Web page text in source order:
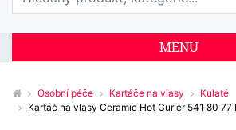
MENU
Osobní péče Kartáče na vlasy
Kulaté
Kartáč na vlasy Ceramic Hot Curler 541 80 77